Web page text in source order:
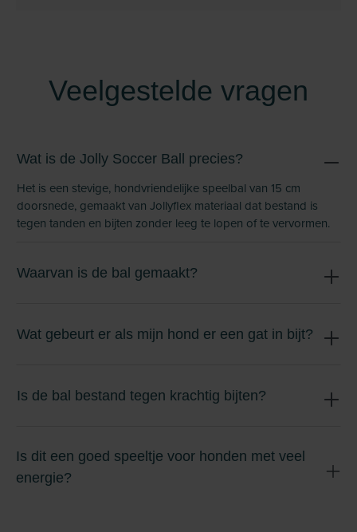
Veelgestelde vragen
Wat is de Jolly Soccer Ball precies?
Het is een stevige, hondvriendelijke speelbal van 15 cm
doorsnede, gemaakt van Jollyflex materiaal dat bestand is
tegen tanden en bijten zonder leeg te lopen of te vervormen.
Waarvan is de bal gemaakt?
Wat gebeurt er als mijn hond er een gat in bijt?
Is de bal bestand tegen krachtig bijten?
Is dit een goed speeltje voor honden met veel
energie?